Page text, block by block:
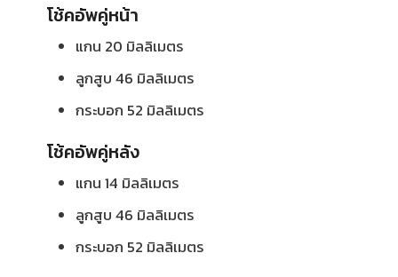
โช้คอัพคู่หน้า
แกน 20 มิลลิเมตร
ลูกสูบ 46 มิลลิเมตร
กระบอก 52 มิลลิเมตร
โช้คอัพคู่หลัง
แกน 14 มิลลิเมตร
ลูกสูบ 46 มิลลิเมตร
กระบอก 52 มิลลิเมตร